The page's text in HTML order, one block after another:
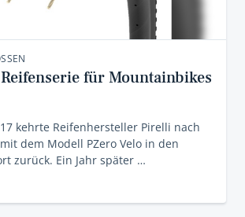
für Mountainbikes
kehrte Reifenhersteller Pirelli nach
dem Modell PZero Velo in den
zurück. Ein Jahr später …